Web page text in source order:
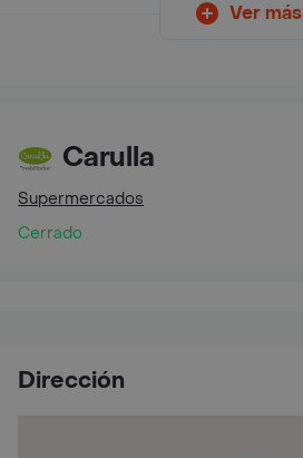
Ver más
Carulla
Supermercados
Cerrado
Dirección